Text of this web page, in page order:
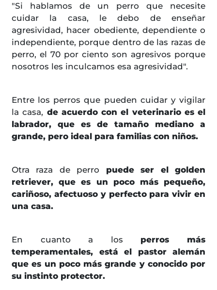
"Si hablamos de un perro que necesite
cuidar la casa, le debo de enseñar
agresividad, hacer obediente, dependiente o
independiente, porque dentro de las razas de
perro, el 70 por ciento son agresivos porque
nosotros les inculcamos esa agresividad".
Entre los perros que pueden cuidar y vigilar
la casa, de acuerdo con el veterinario es el
labrador, que es de tamaño mediano a
grande, pero ideal para familias con niños.
Otra raza de perro puede ser el golden
retriever, que es un poco más pequeño,
cariñoso, afectuoso y perfecto para vivir en
una casa.
En cuanto a los perros más
temperamentales, está el pastor alemán
que es un poco más grande y conocido por
su instinto protector.